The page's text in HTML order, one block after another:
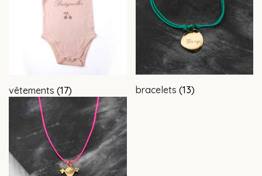
vêtements (17) bracelets (13)